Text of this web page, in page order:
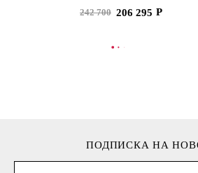
242 700 206 295
В КОРЗИНУ
ПОДПИСКА НА